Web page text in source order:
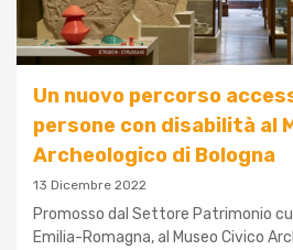
Un nuovo percorso
persone con disabilità al
Archeologico di Bologna
13 Dicembre 2022
Promosso dal Settore Patrimonio
Emilia-Romagna, al Museo Civico